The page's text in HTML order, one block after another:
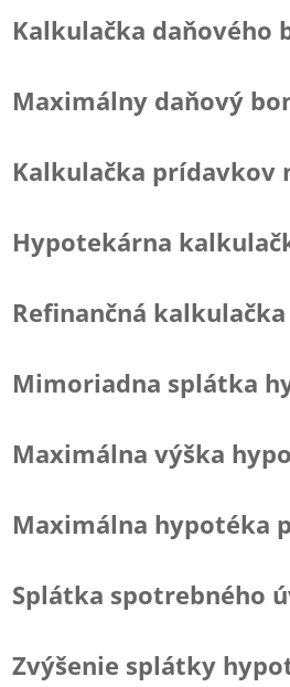
Kalkulačka daňového
Maximálny daňový
Kalkulačka prídavkov
Hypotekárna
Refinančná kalkulačka
Mimoriadna splátka
Maximálna výška
Maximálna hypotéka
Splátka spotrebného
Zvýšenie splátky